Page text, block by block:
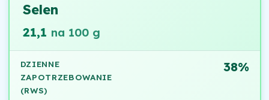
Selen
21,1 na 100 g
DZIENNE
ZAPOTRZEBOWANIE
(RWS)
38%